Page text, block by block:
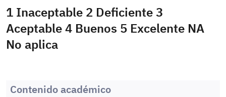
1 Inaceptable 2 Deficiente 3
Aceptable 4 Buenos 5 Excelente NA
No aplica
Contenido académico